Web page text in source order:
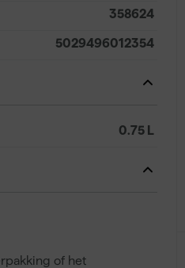
358624
5029496012354
0.75 L
of het